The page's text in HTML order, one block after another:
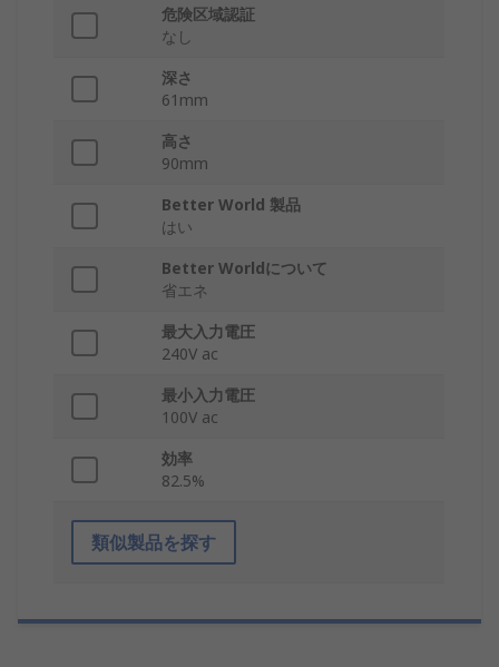
危険区域認証
なし
深さ
61mm
高さ
90mm
Better World 製品
はい
Better Worldについて
省エネ
最大入力電圧
240V ac
最小入力電圧
100V ac
効率
82.5%
類似製品を探す